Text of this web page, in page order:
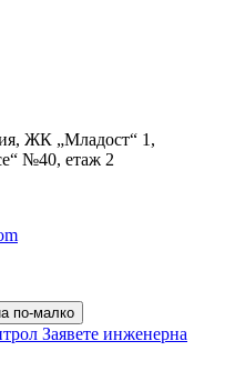
ЖК „Младост“ 1,
№40, етаж 2
по-малко
Заявете инженерна